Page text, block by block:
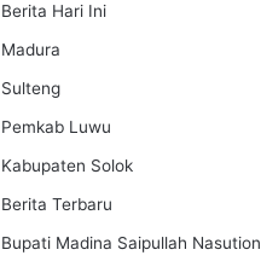
Berita Hari Ini
Madura
Sulteng
Pemkab Luwu
Kabupaten Solok
Berita Terbaru
Bupati Madina Saipullah Nasution